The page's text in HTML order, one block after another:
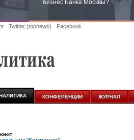
бизнес Банка Москвы?
Twitter (topnews) Facebook
КОНФЕРЕНЦИИ ЖУРНАЛ